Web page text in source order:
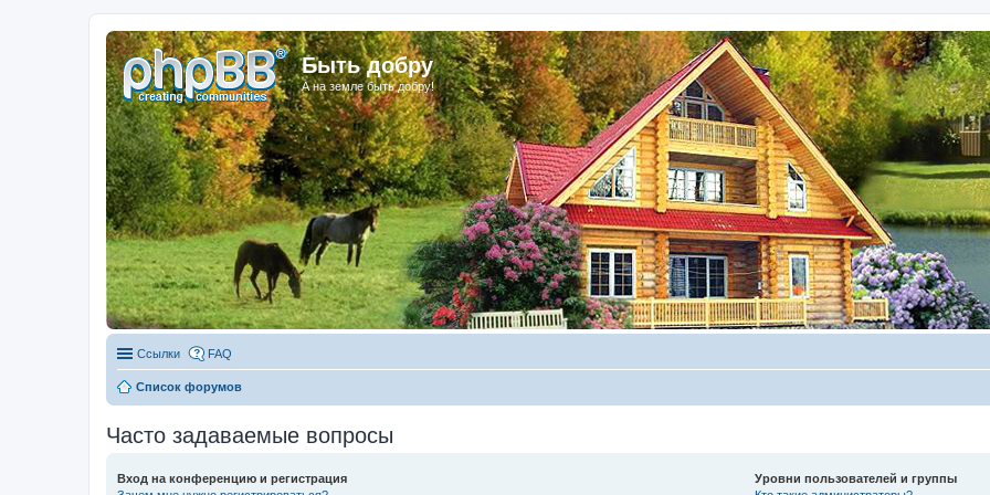
Быть добру
А на земле быть добру!
Ссылки FAQ
Список форумов
Часто задаваемые вопросы
Вход на конференцию и регистрация
Уровни пользователей и группы